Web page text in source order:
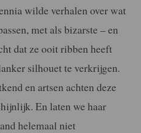
wilde verhalen over wat
met als bizarste – en
dat ze ooit ribben heeft
silhouet te verkrijgen.
en artsen achten deze
En laten we haar
helemaal niet